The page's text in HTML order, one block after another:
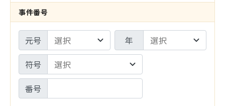
指
定
の
設
定
メ
イ
ン
サ
事件番号
元号
年
符号
番号